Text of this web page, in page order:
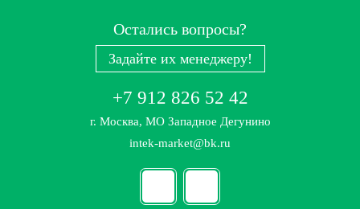
Остались вопросы?
Задайте их менеджеру!
+7 912 826 52 42
г. Москва, МО Западное Дегунино
intek-market@bk.ru